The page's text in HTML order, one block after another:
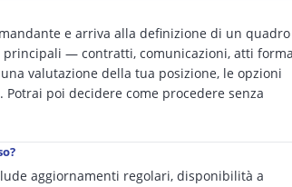
e arriva alla definizione di un quadro
— contratti, comunicazioni, atti
valutazione della tua posizione, le opzioni
poi decidere come procedere senza
aggiornamenti regolari, disponibilità a